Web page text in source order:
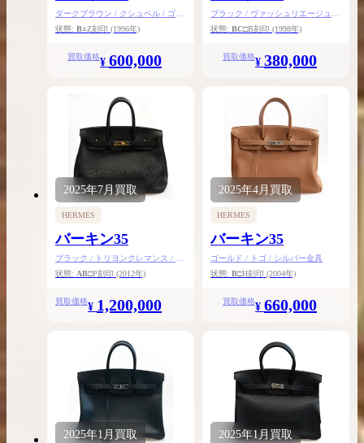
ダークブラウン / クシュベル / ゴー
ルド金具
状態: B○Z刻印 (1996年)
買取価格¥ 600,000
ブラック / ヴァッシュリエージュ /
ゴールド金具
状態: BC□B刻印 (1998年)
買取価格¥ 380,000
2025年7月買取
HERMES
バーキン35
ブラック / トリヨンクレマンス / ゴ
ールド金具
状態: AB□P刻印 (2012年)
買取価格¥ 1,200,000
2025年4月 買取
HERMES
バーキン35
ゴールド / トゴ / シルバー金具
状態: B□H刻印 (2004年)
買取価格¥ 660,000
2025年1月 買取 2025年1月買取